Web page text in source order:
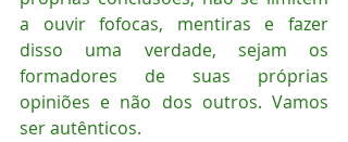
a ouvir fofocas, mentiras e fazer
disso uma verdade, sejam os
formadores de suas próprias
opiniões e não dos outros. Vamos
ser autênticos.